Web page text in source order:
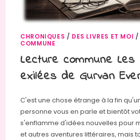
CHRONIQUES / DES LIVRES ET MOI /
COMMUNE
Lecture commune
exilées de Gurvan
C'est une chose étrange à la fin
personne vous en parle et bientôt
s'enflamme d'idées nouvelles pour
et autres aventures littéraires, mais